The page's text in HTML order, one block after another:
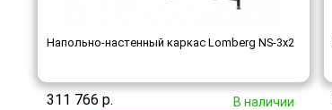
Напольно-настенный каркас Lomberg NS-3х2
311 766 р. В наличии